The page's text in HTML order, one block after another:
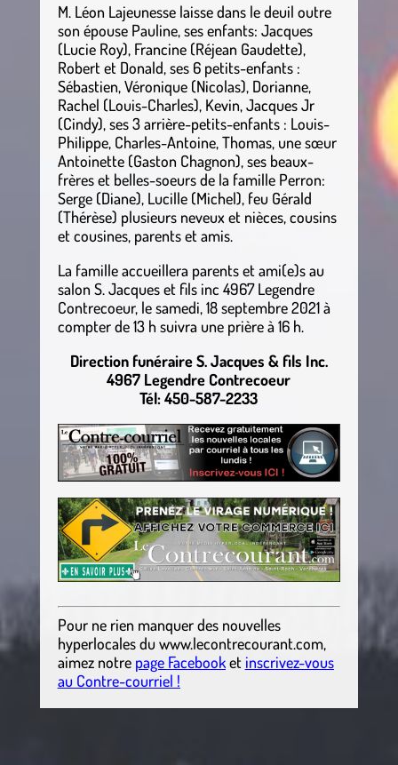
M. Léon Lajeunesse laisse dans le deuil outre
son épouse Pauline, ses enfants: Jacques
(Lucie Roy), Francine (Réjean Gaudette),
Robert et Donald, ses 6 petits-enfants :
Sébastien, Véronique (Nicolas), Dorianne,
Rachel (Louis-Charles), Kevin, Jacques Jr
(Cindy), ses 3 arrière-petits-enfants : Louis-
Philippe, Charles-Antoine, Thomas, une sœur
Antoinette (Gaston Chagnon), ses beaux-
frères et belles-soeurs de la famille Perron:
Serge (Diane), Lucille (Michel), feu Gérald
(Thérèse) plusieurs neveux et nièces, cousins
et cousines, parents et amis.
La famille accueillera parents et ami(e)s au
salon S. Jacques et fils inc 4967 Legendre
Contrecoeur, le samedi, 18 septembre 2021 à
compter de 13 h suivra une prière à 16 h.
Direction funéraire S. Jacques & fils Inc.
4967 Legendre Contrecoeur
Tél: 450-587-2233
Pour ne rien manquer des nouvelles
hyperlocalesdu www.lecontrecourant.com,
aimez notre page Facebooket inscrivez-vous
au Contre-courriel !